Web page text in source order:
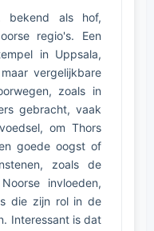
bekend als hof,
regio's. Een
in Uppsala,
vergelijkbare
zoals in
gebracht, vaak
om Thors
goede oogst of
zoals de
invloeden,
die zijn rol in de
Interessant is dat